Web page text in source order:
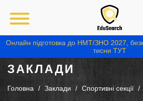
Онлайн підготовка до НМТ/ЗНО 2027,
тисни ТУТ
ЗАКЛАДИ
Головна Заклади Спортивні секції